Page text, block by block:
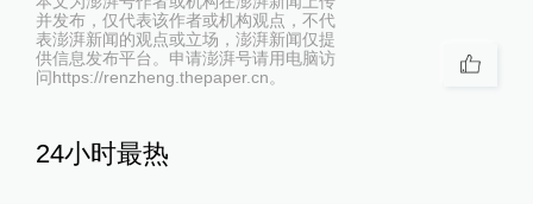
并发布，仅代表该作者或机构观点，不代
表澎湃新闻的观点或立场，澎湃新闻仅提
供信息发布平台。申请澎湃号请用电脑访
问https://renzheng.thepaper.cn。
24小时最热